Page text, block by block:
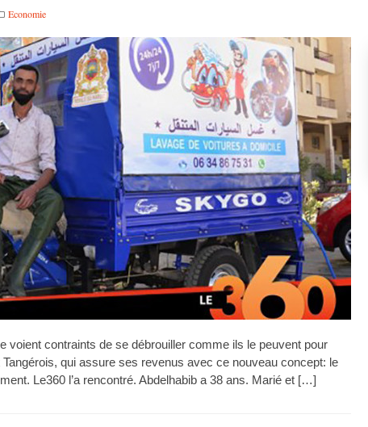
Economie
voient contraints de se débrouiller comme ils le peuvent pour
qui assure ses revenus avec ce nouveau concept: le
Le360 l’a rencontré. Abdelhabib a 38 ans. Marié et […]